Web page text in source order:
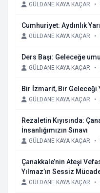
GÜLDANE KAYA KAÇAR •
Cumhuriyet: Aydınlık
GÜLDANE KAYA KAÇAR •
Ders Başı: Geleceğe
GÜLDANE KAYA KAÇAR •
Bir İzmarit, Bir Geleceği
GÜLDANE KAYA KAÇAR •
Rezaletin Kıyısında:
İnsanlığımızın Sınavı
GÜLDANE KAYA KAÇAR •
Çanakkale’nin Ateşi Vefasızlıkta Sınanıyor, Levent
Yılmaz’ın Sessiz
GÜLDANE KAYA KAÇAR •